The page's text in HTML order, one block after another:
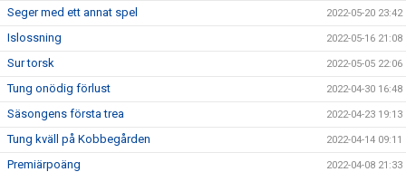
Seger med ett annat spel 2022-05-20 23:42
Islossning 2022-05-16 21:08
Sur torsk 2022-05-05 22:06
Tung onödig förlust 2022-04-30 16:48
Säsongens första trea 2022-04-23 19:13
Tung kväll på Kobbegården 2022-04-14 09:11
Premiärpoäng 2022-04-08 21:33